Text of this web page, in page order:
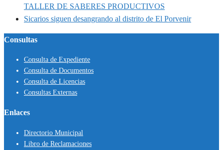
TALLER DE SABERES PRODUCTIVOS
Sicarios siguen desangrando al distrito de El Porvenir
Consultas
Consulta de Expediente
Consulta de Documentos
Consulta de Licencias
Consultas Externas
Enlaces
Directorio Municipal
Libro de Reclamaciones